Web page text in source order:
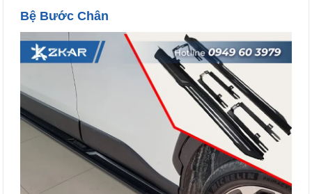
Bệ Bước Chân